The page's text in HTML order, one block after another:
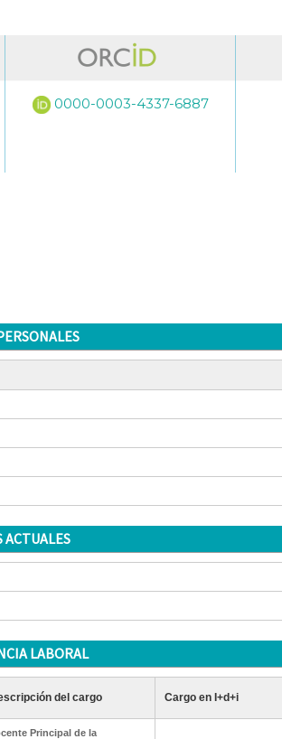
0000-0003-4337-6887
ACTUALES
LABORAL
del cargo Cargo en I+d+i
Principal de la